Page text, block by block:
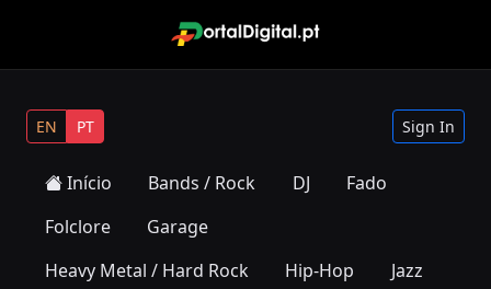
EN PT Sign In
Início Bands / Rock DJ
Fado
Folclore
Garage
Heavy Metal / Hard Rock
Hip-Hop
Jazz